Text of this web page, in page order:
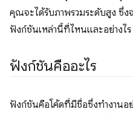
คุณจะได้รับภาพรวมระดับสูง ซึ่ง
ฟังก์ชันเหล่านี้ที่ไหนและอย่างไร
ฟังก์ชันคืออะไร
ฟังก์ชันคือโค้ดที่มีชื่อซึ่งทำงานอ